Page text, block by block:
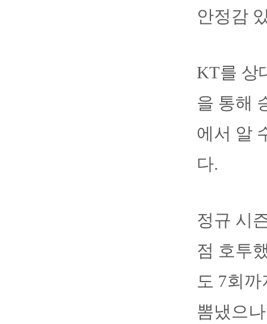
안정감
KT를 상
을 통해
에서 알
다.
정규 시
점 호투
도 7회
뽐냈으